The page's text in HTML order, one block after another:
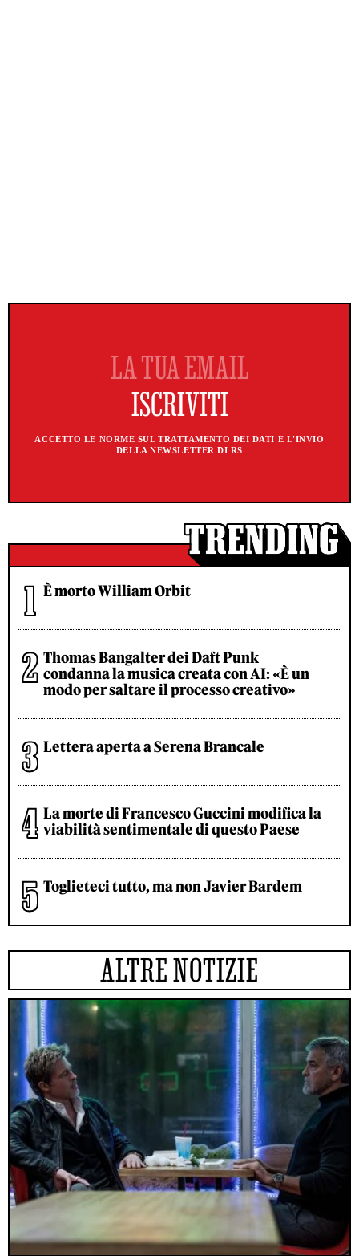
ACCETTO LE NORME SUL TRATTAMENTO DEI DATI E L'INVIO
DELLA NEWSLETTER DI RS
È morto William Orbit
Thomas Bangalter dei Daft Punk
condanna la musica creata con AI: «È un
modo per saltare il processo creativo»
Lettera aperta a Serena Brancale
La morte di Francesco Guccini modifica la
viabilità sentimentale di questo Paese
Toglieteci tutto, ma non Javier Bardem
ALTRE NOTIZIE